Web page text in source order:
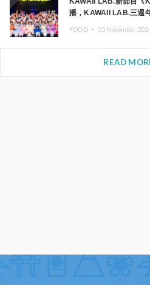
播，KAWAII LAB.三週
FOOD ・
READ